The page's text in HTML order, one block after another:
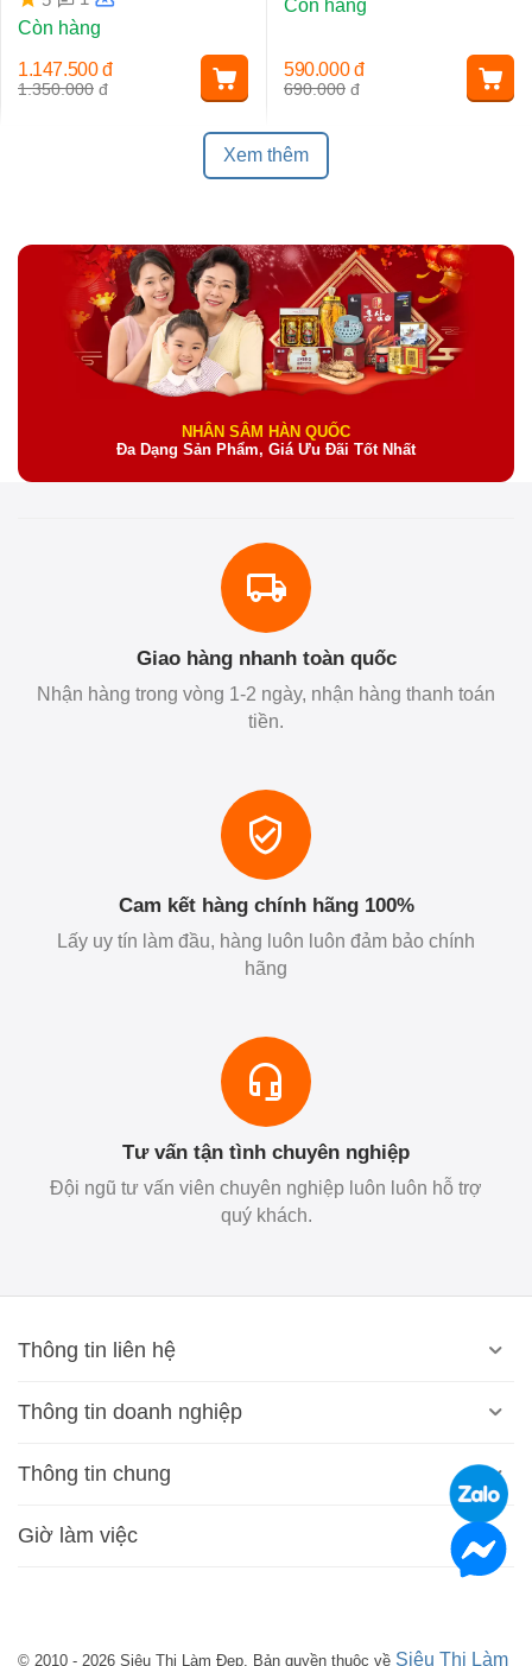
Còn hàng
1.350.000 đ
1.147.500 đ
Còn hàng
690.000 đ
590.000 đ
Xem thêm
NHÂN SÂM HÀN QUỐC
Đa Dạng Sản Phẩm, Giá Ưu Đãi Tốt Nhất
Giao hàng nhanh toàn quốc
Nhận hàng trong vòng 1-2 ngày, nhận hàng thanh toán
tiền.
Cam kết hàng chính hãng 100%
Lấy uy tín làm đầu, hàng luôn luôn đảm bảo chính
hãng
Tư vấn tận tình chuyên nghiệp
Đội ngũ tư vấn viên chuyên nghiệp luôn luôn hỗ trợ
quý khách.
Thông tin liên hệ
Thông tin doanh nghiệp
Thông tin chung
Giờ làm việc
© 2010 - 2026 Siêu Thị Làm Đẹp. Bản quyền thuộc về Siêu Thị Làm